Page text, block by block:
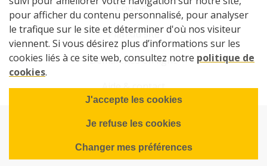
Cookies
Plan du site
Démarches en ligne
Aide & contact
© 2026 La Sambrienne - Société de logements de service public
Powered by Wavenet